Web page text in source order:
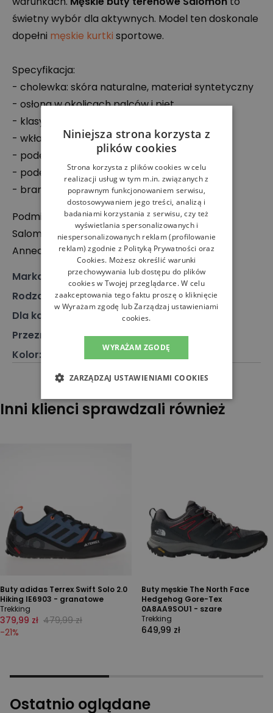
świetny wybór dla aktywnych. Model ten doskonale
dopełni męskie kurtki sportowe.
Specyfikacja:
- cholewka: skóra naturalne, materiał syntetyczny
- osłona w okolicach palców i pięt
- klasyczny krój
- wkładka OrthoLite
- podeszwa środkowa z tworzywa Eva
- podeszwa zewnętrzna All Terrain Contagrip
- branding producenta
Podmiot odpowiedzialny:
Salomon SAS
Annecy Cedex 9, 74966 Annecy, Francja
Marka
Salomon
Rodzaj
Obuwie, Sneakersy
Dla kogo
Dla niego
Przeznaczenie:Buty do biegania w terenie
Kolor:
Inni klienci sprawdzali również
Buty adidas Terrex Swift Solo 2.0
Hiking IE6903 - granatowe
Trekking
379,99 zł 479,99 zł
-21%
Buty męskie The North Face
Hedgehog Gore-Tex
0A8AA9SOU1 - szare
Trekking
649,99 zł
Ostatnio oglądane
Niniejsza strona korzysta z
plików cookies
Strona korzysta z plików cookies w celu
realizacji usług w tym m.in. związanych z
poprawnym funkcjonowaniem serwisu,
dostosowywaniem jego treści, analizą i
badaniami korzystania z serwisu, czy też
wyświetlania spersonalizowanych i
niespersonalizowanych reklam (profilowanie
reklam) zgodnie z Polityką Prywatności oraz
Cookies. Możesz określić warunki
przechowywania lub dostępu do plików
cookies w Twojej przeglądarce. W celu
zaakceptowania tego faktu proszę o kliknięcie
w Wyrażam zgodę lub Zarządzaj ustawieniami
cookies.
WYRAŻAM ZGODĘ
ZARZĄDZAJ USTAWIENIAMI COOKIES